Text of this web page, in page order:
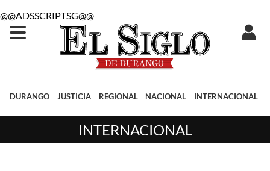
@@ADSSCRIPTSG@@
DURANGO JUSTICIA REGIONAL NACIONAL INTERNACIONAL
INTERNACIONAL